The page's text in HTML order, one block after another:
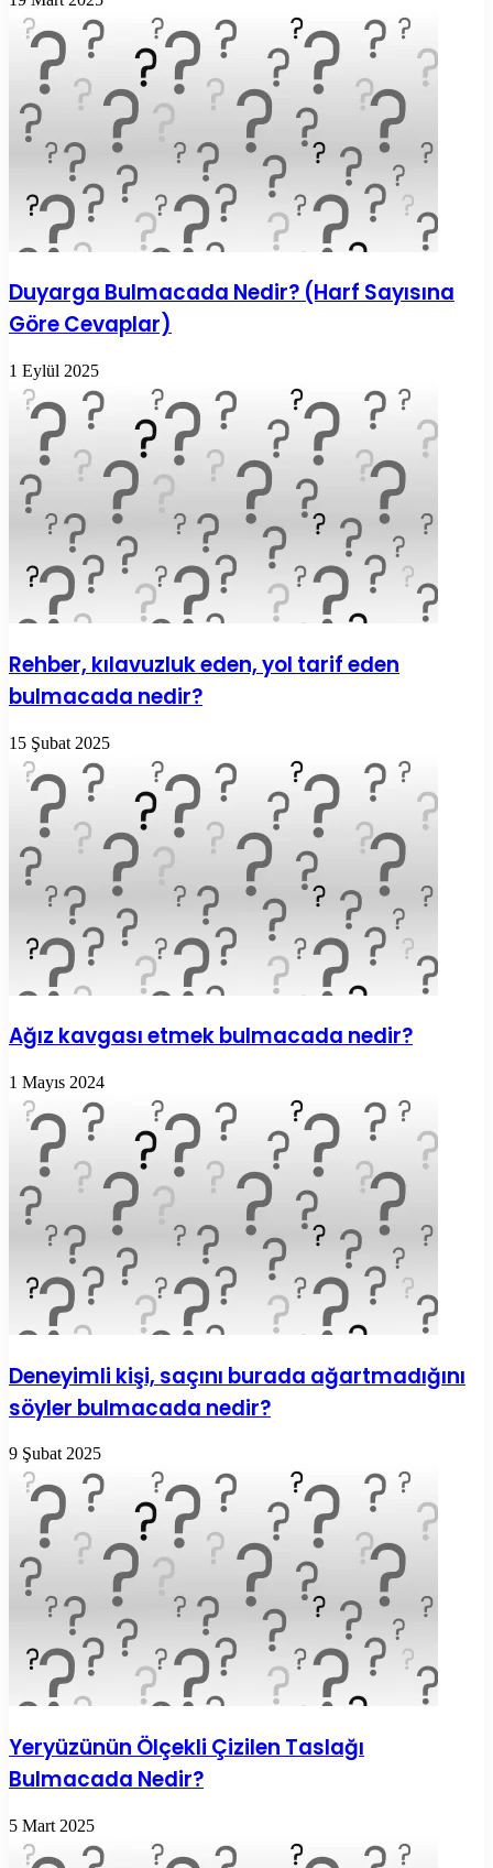
Duyarga Bulmacada Nedir? (Harf Sayısına
Göre Cevaplar)
1 Eylül 2025
Rehber, kılavuzluk eden, yol tarif eden
bulmacada nedir?
15 Şubat 2025
Ağız kavgası etmek bulmacada nedir?
1 Mayıs 2024
Deneyimli kişi, saçını burada ağartmadığını
söyler bulmacada nedir?
9 Şubat 2025
Yeryüzünün Ölçekli Çizilen Taslağı
Bulmacada Nedir?
5 Mart 2025